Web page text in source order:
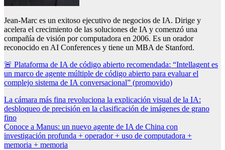
Jean-Marc es un exitoso ejecutivo de negocios de IA. Dirige y
acelera el crecimiento de las soluciones de IA y comenzó una
compañía de visión por computadora en 2006. Es un orador
reconocido en AI Conferences y tiene un MBA de Stanford.
🚨 Plataforma de IA de código abierto recomendada: “Intellagent es
un marco de agente múltiple de código abierto para evaluar el
complejo sistema de IA conversacional” (promovido)
Post
navigation
La cámara más fina revoluciona la explicación visual de la IA:
desbloqueo de precisión en la clasificación de imágenes de grano
fino
Conoce a Manus: un nuevo agente de IA de China con
investigación profunda + operador + uso de computadora +
memoria + memoria